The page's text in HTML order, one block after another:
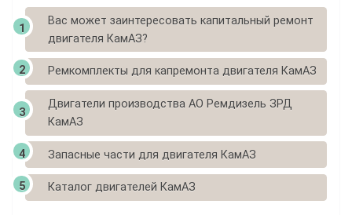
Вас может заинтересовать капитальный ремонт
двигателя КамАЗ?
Ремкомплекты для капремонта двигателя КамАЗ
Двигатели производства АО Ремдизель ЗРД
КамАЗ
Запасные части для двигателя КамАЗ
Каталог двигателей КамАЗ